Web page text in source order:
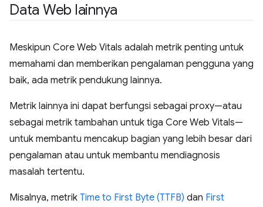
Data Web lainnya
Meskipun Core Web Vitals adalah metrik penting untuk
memahami dan memberikan pengalaman pengguna yang
baik, ada metrik pendukung lainnya.
Metrik lainnya ini dapat berfungsi sebagai proxy—atau
sebagai metrik tambahan untuk tiga Core Web Vitals—
untuk membantu mencakup bagian yang lebih besar dari
pengalaman atau untuk membantu mendiagnosis
masalah tertentu.
Misalnya, metrik Time to First Byte (TTFB) dan First